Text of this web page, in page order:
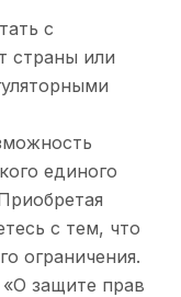
с
страны или
единого
с тем, что
ограничения.
защите прав